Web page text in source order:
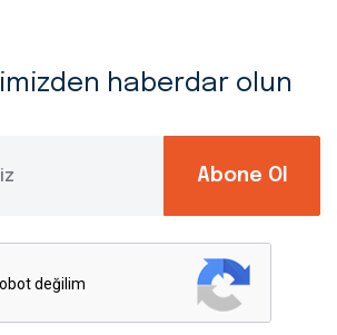
haberdar olun
Abone Ol